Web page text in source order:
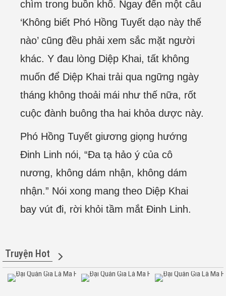
chìm trong buồn khổ. Ngay đến một câu
‘Không biết Phó Hồng Tuyết dạo này thế
nào’ cũng đều phải xem sắc mặt người
khác. Y đau lòng Diệp Khai, tất không
muốn để Diệp Khai trải qua ngững ngày
tháng không thoải mái như thế nữa, rốt
cuộc đành buông tha hai khỏa dược này.
Phó Hồng Tuyết giương giọng hướng
Đinh Linh nói, “Đa tạ hảo ý của cô
nương, không dám nhận, không dám
nhận.” Nói xong mang theo Diệp Khai
bay vút đi, rời khỏi tầm mắt Đinh Linh.
Truyện Hot